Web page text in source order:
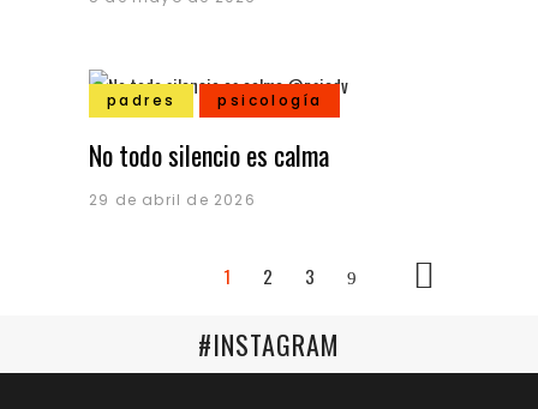
padres psicología
No todo silencio es calma
29 de abril de 2026
1 2 3
#INSTAGRAM